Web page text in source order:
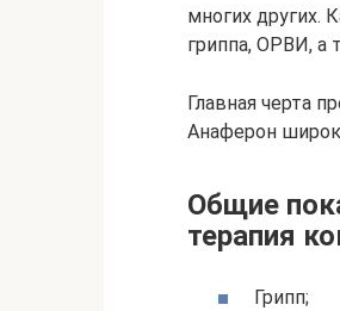
многих других.
гриппа, ОРВИ, а
Главная черта
Анаферон
Общие
терапия
Грипп;